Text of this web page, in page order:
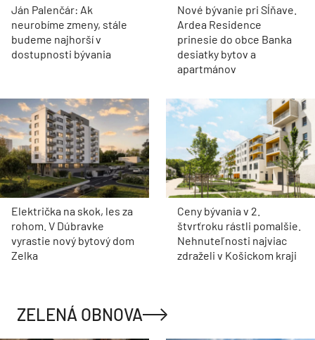
Ján Palenčár: Ak
neurobíme zmeny, stále
budeme najhorší v
dostupnosti bývania
Nové bývanie pri Sĺňave.
Ardea Residence
prinesie do obce Banka
desiatky bytov a
apartmánov
Električka na skok, les za
rohom. V Dúbravke
vyrastie nový bytový dom
Zelka
Ceny bývania v 2.
štvrťroku rástli pomalšie.
Nehnuteľnosti najviac
zdraželi v Košickom kraji
ZELENÁ OBNOVA